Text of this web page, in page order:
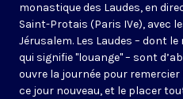
monastique des Laudes, en
Saint-Protais (Paris IVe), avec
Jérusalem. Les Laudes – dont
qui signifie "louange" – sont
ouvre la journée pour remercier
ce jour nouveau, et le placer